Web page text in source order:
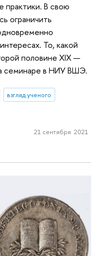
практики. В свою
ограничить
То, какой
половине XIX —
семинаре в НИУ ВШЭ.
взгляд ученого
21 сентября 2021